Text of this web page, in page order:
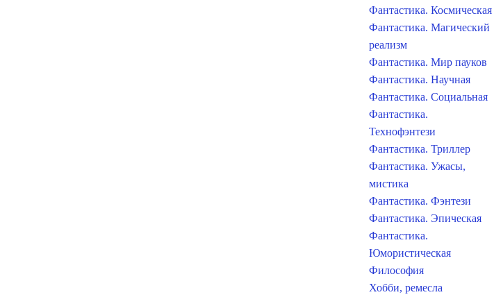
Фантастика. Космическая
Фантастика. Магический
реализм
Фантастика. Мир пауков
Фантастика. Научная
Фантастика. Социальная
Фантастика.
Технофэнтези
Фантастика. Триллер
Фантастика. Ужасы,
мистика
Фантастика. Фэнтези
Фантастика. Эпическая
Фантастика.
Юмористическая
Философия
Хобби, ремесла